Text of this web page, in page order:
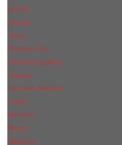
Cerruti
Сhanеl
Chloe
Christian Dior
Christina Aguilera
Сliniquе
Costume National
Creed
Davidoff
Diesel
Diptyque